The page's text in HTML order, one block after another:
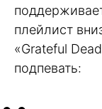
плейлист
«Grateful
подпевать: